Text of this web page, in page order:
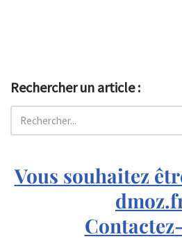
Rechercher un article :
Vous souhaitez